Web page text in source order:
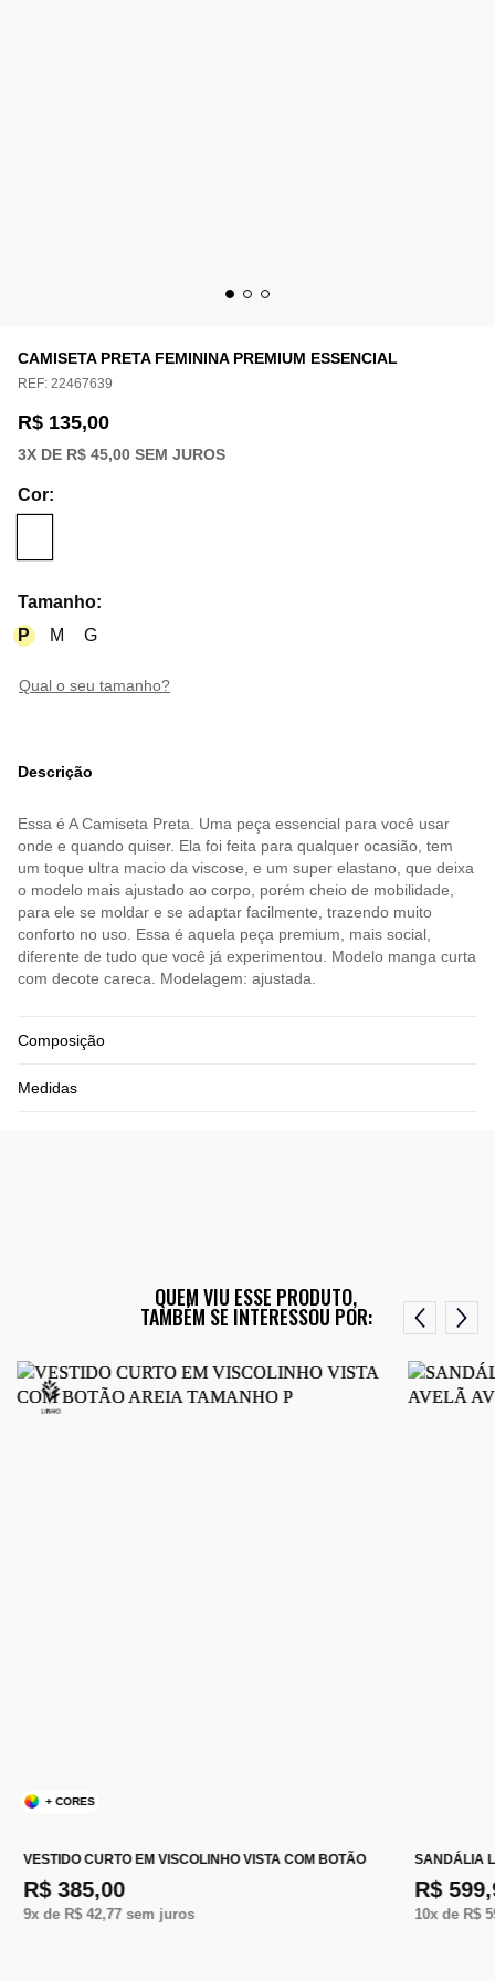
CAMISETA PRETA FEMININA PREMIUM ESSENCIAL
REF: 22467639
R$ 135,00
3X DE R$ 45,00 SEM JUROS
Cor:
Tamanho:
P
M G
qual o seu tamanho?
Descrição
Essa é A Camiseta Preta. Uma peça essencial para você usar
onde e quando quiser. Ela foi feita para qualquer ocasião, tem
um toque ultra macio da viscose, e um super elastano, que deixa
o modelo mais ajustado ao corpo, porém cheio de mobilidade,
para ele se moldar e se adaptar facilmente, trazendo muito
conforto no uso. Essa é aquela peça premium, mais social,
diferente de tudo que você já experimentou. Modelo manga curta
com decote careca. Modelagem: ajustada.
Composição
Medidas
QUEM VIU ESSE PRODUTO,
TAMBÉM SE INTERESSOU POR:
+ CORES
VESTIDO CURTO EM VISCOLINHO VISTA COM BOTÃO
R$ 385,00
9x de R$ 42,77sem juros
SANDÁLIA
R$
10x de R$